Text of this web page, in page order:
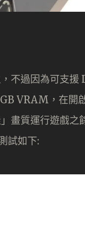
不過因為可支援
VRAM，在開
畫質運行遊戲之
試如下: